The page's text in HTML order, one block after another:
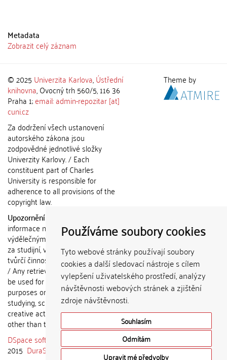
Používáme soubory cookies
Tyto webové stránky používají soubory
cookies a další sledovací nástroje s cílem
vylepšení uživatelského prostředí, analýzy
návštěvnosti webových stránek a zjištění
zdroje návštěvnosti.
Souhlasím
Odmítám
Upravit mé předvolby
Metadata
Zobrazit celý záznam
© 2025 Univerzita Karlova,Ústřední
knihovna, Ovocný trh 560/5, 116 36
Praha 1;email: admin-repozitar [at]
cuni.cz
Za dodržení všech ustanovení
autorského zákona jsou
zodpovědné jednotlivé složky
Univerzity Karlovy. / Each
constituent part of Charles
University is responsible for
adherence to all provisions of the
copyright law.
Upozornění / Notice:
informace nemohou být použity k
výdělečným účelům nebo vydávány
za studijní, vědeckou nebo jinou
tvůrčí činnost jiné osoby než autora.
/ Any retrieved information shall not
be used for any commercial
purposes or claimed as results of
studying, scientific or any other
creative activities of any person
other than the author.
DSpace software
copyright © 2002-
2015 DuraSpace
Theme by